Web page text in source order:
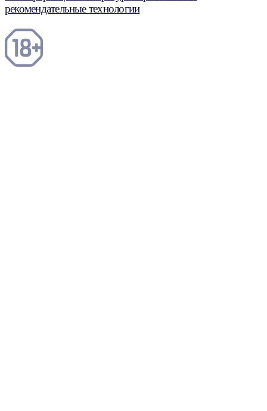
рекомендательные технологии